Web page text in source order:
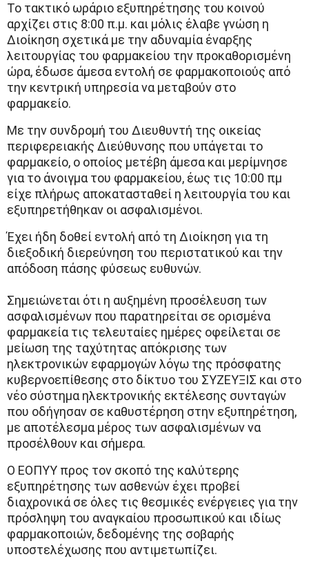
Το τακτικό ωράριο εξυπηρέτησης του κοινού
αρχίζει στις 8:00 π.μ. και μόλις έλαβε γνώση η
Διοίκηση σχετικά με την αδυναμία έναρξης
λειτουργίας του φαρμακείου την προκαθορισμένη
ώρα, έδωσε άμεσα εντολή σε φαρμακοποιούς από
την κεντρική υπηρεσία να μεταβούν στο
φαρμακείο.
Με την συνδρομή του Διευθυντή της οικείας
περιφερειακής Διεύθυνσης που υπάγεται το
φαρμακείο, ο οποίος μετέβη άμεσα και μερίμνησε
για το άνοιγμα του φαρμακείου, έως τις 10:00 πμ
είχε πλήρως αποκατασταθεί η λειτουργία του και
εξυπηρετήθηκαν οι ασφαλισμένοι.
Έχει ήδη δοθεί εντολή από τη Διοίκηση για τη
διεξοδική διερεύνηση του περιστατικού και την
απόδοση πάσης φύσεως ευθυνών.
Σημειώνεται ότι η αυξημένη προσέλευση των
ασφαλισμένων που παρατηρείται σε ορισμένα
φαρμακεία τις τελευταίες ημέρες οφείλεται σε
μείωση της ταχύτητας απόκρισης των
ηλεκτρονικών εφαρμογών λόγω της πρόσφατης
κυβερνοεπίθεσης στο δίκτυο του ΣΥΖΕΥΞΙΣ και στο
νέο σύστημα ηλεκτρονικής εκτέλεσης συνταγών
που οδήγησαν σε καθυστέρηση στην εξυπηρέτηση,
με αποτέλεσμα μέρος των ασφαλισμένων να
προσέλθουν και σήμερα.
Ο ΕΟΠΥΥ προς τον σκοπό της καλύτερης
εξυπηρέτησης των ασθενών έχει προβεί
διαχρονικά σε όλες τις θεσμικές ενέργειες για την
πρόσληψη του αναγκαίου προσωπικού και ιδίως
φαρμακοποιών, δεδομένης της σοβαρής
υποστελέχωσης που αντιμετωπίζει.